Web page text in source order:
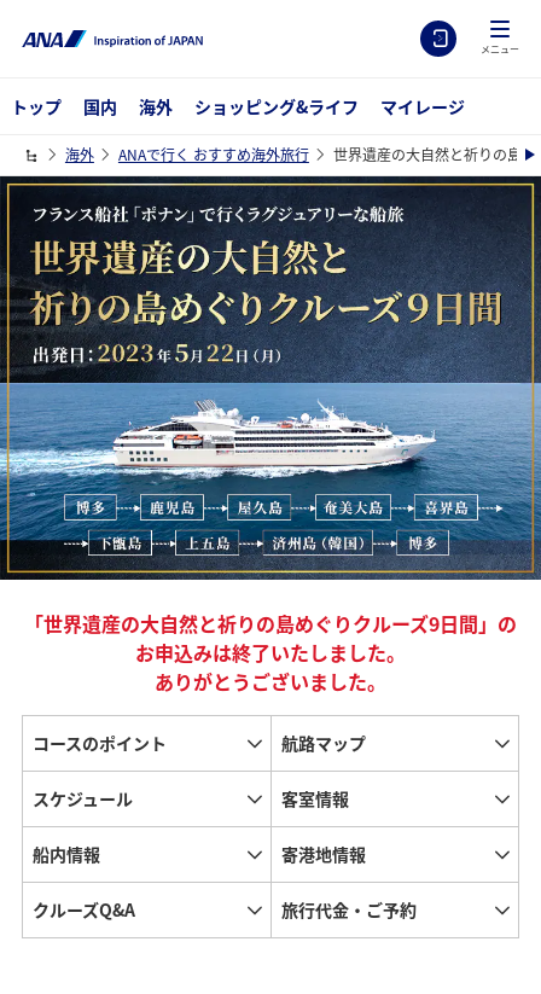
メニュー
トップ 国内 海外 ショッピング&ライフ マイレージ
海外 ANAで行く おすすめ海外旅行 世界遺産の大自然と祈りの島め
「世界遺産の大自然と祈りの島めぐりクルーズ9日間」の
お申込みは終了いたしました。
ありがとうございました。
コースのポイント 航路マップ
スケジュール 客室情報
船内情報 寄港地情報
クルーズQ&A 旅行代金・ご予約